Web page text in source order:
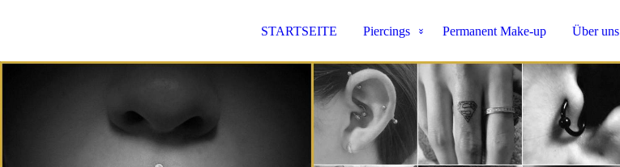
STARTSEITE Piercings Permanent Make-up Über uns